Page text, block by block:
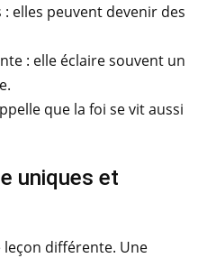
elles peuvent devenir des
: elle éclaire souvent un
que la foi se vit aussi
uniques et
différente. Une